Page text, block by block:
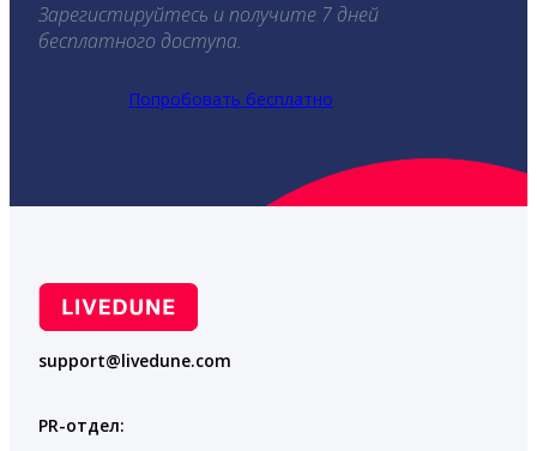
Зарегистируйтесь и получите 7 дней
бесплатного доступа.
Попробовать бесплатно
support@livedune.com
PR-отдел: